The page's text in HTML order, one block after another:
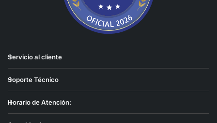
Servicio al cliente
Soporte Técnico
Horario de Atención: